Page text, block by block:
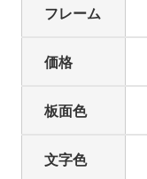
フレーム
価格
板面色
文字色